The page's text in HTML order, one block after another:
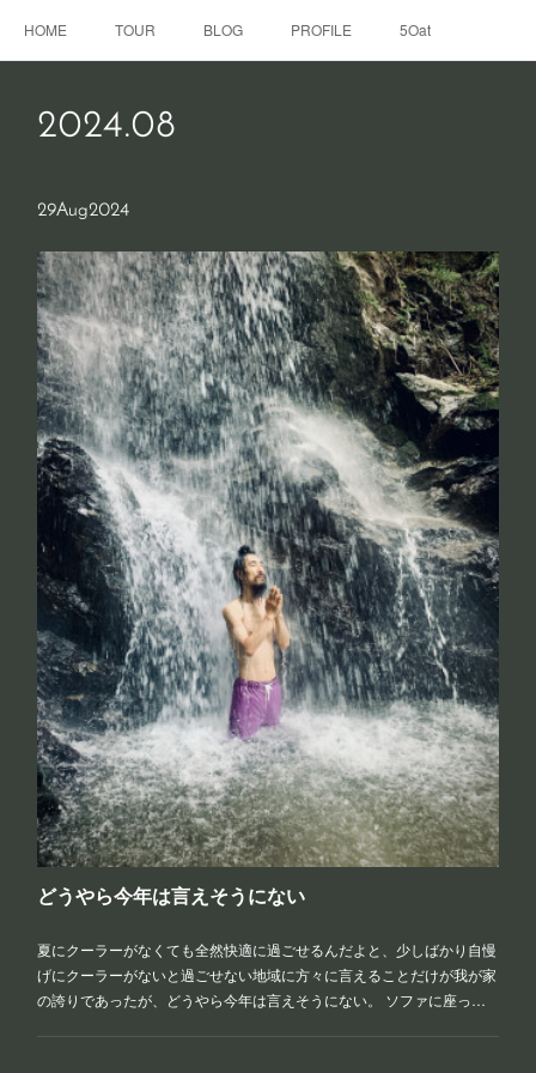
HOME TOUR BLOG PROFILE 5Oat
2024.08
29Aug2024
どうやら今年は言えそうにない
夏にクーラーがなくても全然快適に過ごせるんだよと、少しばかり自慢
げにクーラーがないと過ごせない地域に方々に言えることだけが我が家
の誇りであったが、どうやら今年は言えそうにない。 ソファに座っ…